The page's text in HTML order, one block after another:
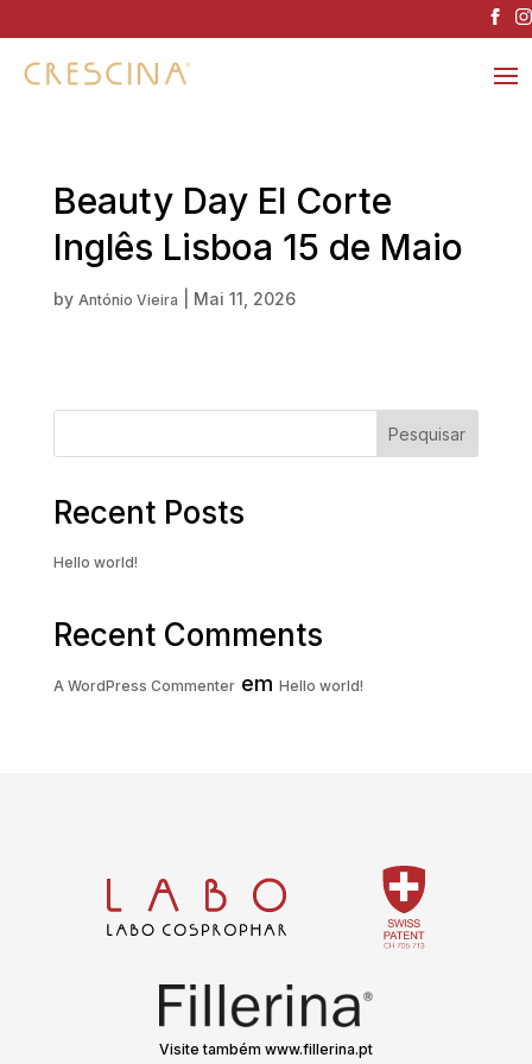
Beauty Day El Corte
Inglês Lisboa 15 de Maio
by António Vieira Mai 11, 2026
Pesquisar
Recent Posts
Hello world!
Recent Comments
A WordPress Commenterem Hello world!
Visite também www.fillerina.pt